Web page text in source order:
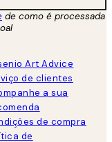
de como é processada
Art Advice
de clientes
a sua
de compra
de